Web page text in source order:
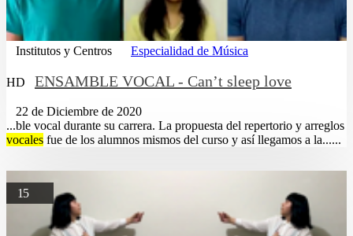
Institutos y Centros Especialidad de Música
HD ENSAMBLE VOCAL - Can’t sleep love
22 de Diciembre de 2020
...ble vocal durante su carrera. La propuesta del repertorio y arreglos
vocales fue de los alumnos mismos del curso y así llegamos a la......
15